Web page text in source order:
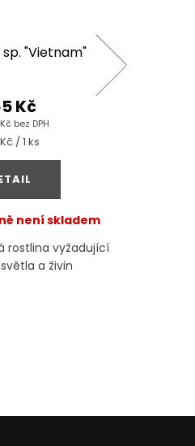
"Vietnam"
bez DPH
Kč
/ 1 ks
není skladem
rostlina vyžadující
a živin